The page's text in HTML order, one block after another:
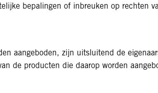
bepalingen of inbreuken op rechten
aangeboden, zijn uitsluitend de
de producten die daarop worden